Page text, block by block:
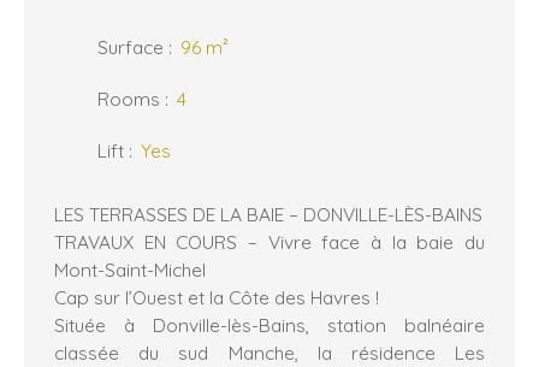
Surface : 96 m²
Rooms : 4
Lift : Yes
LES TERRASSES DE LA BAIE – DONVILLE-LÈS-BAINS
TRAVAUX EN COURS – Vivre face à la baie du
Mont-Saint-Michel
Cap sur l’Ouest et la Côte des Havres !
Située à Donville-lès-Bains, station balnéaire
classée du sud Manche, la résidence Les